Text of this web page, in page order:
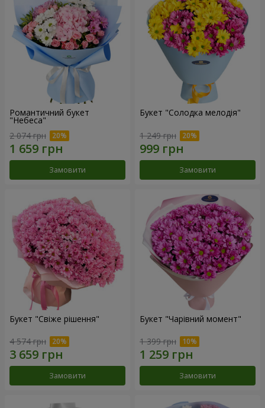
Романтичний букет
"Небеса"
2 074 грн
Замовити
Букет "Солодка мелодія"
1 249 грн
Замовити
Букет "Свіже рішення"
4 574 грн
Замовити
Букет "Чарівний момент"
1 399 грн
Замовити